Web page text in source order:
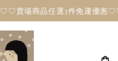
♡♡賣場商品任選3件免運優惠